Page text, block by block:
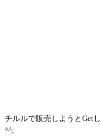
チルルで販売しようとGet
^^;